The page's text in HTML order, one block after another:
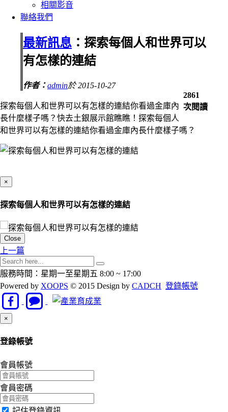
相關影音
聯絡我們
最新訊息 ：探索每個人和世界可以
有怎樣的連結
作者：admin於 2015-10-27
2861
次閱讀
探索每個人和世界可以有怎樣的連結你看過金庫內
長什麼樣子嗎？快去土銀展示館瞧瞧！探索每個人
和世界可以有怎樣的連結你看過金庫內長什麼樣子嗎？
×
探索每個人和世界可以有怎樣的連結
Close
上一篇
服務時間：星期一至星期五 8:00 ~ 17:00
Powered by XOOPS © 2015 Design by CADCH 登錄帳號
×
登錄帳號
會員帳號
會員密碼